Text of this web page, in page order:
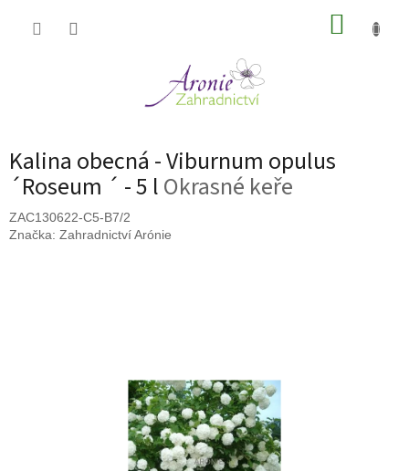
Kalina obecná - Viburnum opulus
´Roseum ´ - 5 lOkrasné keře
ZAC130622-C5-B7/2
Značka: Zahradnictví Arónie